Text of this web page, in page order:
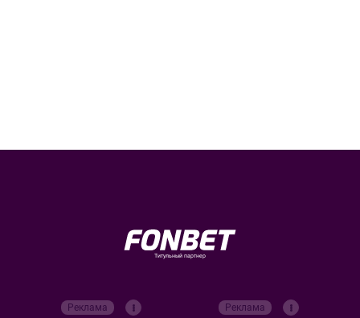
Титульный партнер
Реклама Реклама